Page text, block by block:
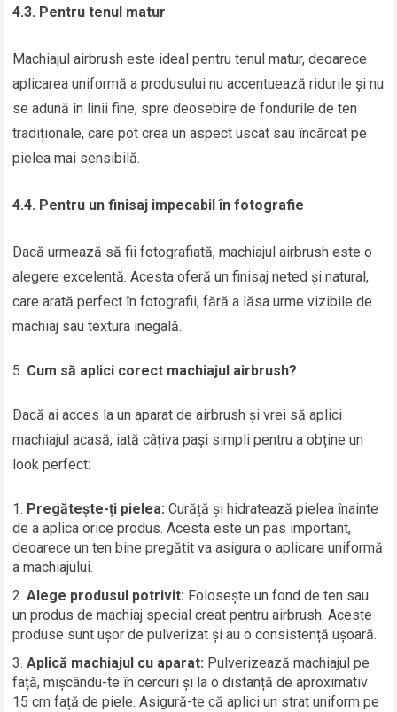
4.3. Pentru tenul matur
Machiajul airbrush este ideal pentru tenul matur, deoarece
aplicarea uniformă a produsului nu accentuează ridurile și nu
se adună în linii fine, spre deosebire de fondurile de ten
tradiționale, care pot crea un aspect uscat sau încărcat pe
pielea mai sensibilă.
4.4. Pentru un finisaj impecabil în fotografie
Dacă urmează să fii fotografiată, machiajul airbrush este o
alegere excelentă. Acesta oferă un finisaj neted și natural,
care arată perfect în fotografii, fără a lăsa urme vizibile de
machiaj sau textura inegală.
Cum să aplici corect machiajul airbrush?
Dacă ai acces la un aparat de airbrush și vrei să aplici
machiajul acasă, iată câțiva pași simpli pentru a obține un
look perfect:
Pregătește-ți pielea: Curăță și hidratează pielea înainte
de a aplica orice produs. Acesta este un pas important,
deoarece un ten bine pregătit va asigura o aplicare uniformă
a machiajului.
Alege produsul potrivit: Folosește un fond de ten sau
un produs de machiaj special creat pentru airbrush. Aceste
produse sunt ușor de pulverizat și au o consistență ușoară.
Aplică machiajul cu aparat: Pulverizează machiajul pe
față, mișcându-te în cercuri și la o distanță de aproximativ
15 cm față de piele. Asigură-te că aplici un strat uniform pe